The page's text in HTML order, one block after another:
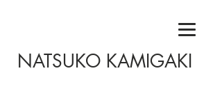
NATSUKO KAMIGAKI